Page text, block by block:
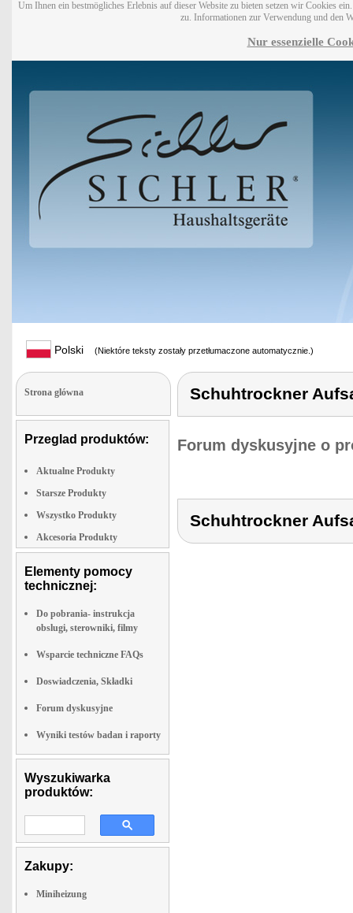
Um Ihnen ein bestmögliches Erlebnis auf dieser Website zu bieten setzen wir Cookies
zu. Informationen zur Verwendung und den
Nur essenzielle
Polski (Niektóre teksty zostały przetłumaczone automatycznie.)
Strona glówna
Przeglad produktów:
Aktualne Produkty
Starsze Produkty
Wszystko Produkty
Akcesoria Produkty
Elementy pomocy
technicznej:
Do pobrania- instrukcja
obslugi, sterowniki, filmy
Wsparcie techniczne FAQs
Doswiadczenia, Składki
Forum dyskusyjne
Wyniki testów badan i raporty
Wyszukiwarka
produktów:
Zakupy:
Miniheizung
Schuhtrockner
Forum dyskusyjne o
Schuhtrockner